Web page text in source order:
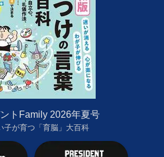
トFamily 2026年夏号
子が育つ「育脳」大百科